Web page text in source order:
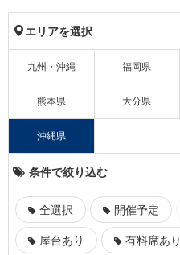
エリアを選択
九州・沖縄 福岡県
熊本県 大分県
沖縄県
条件で絞り込む
全選択 開催予定
屋台あり
有料席あり